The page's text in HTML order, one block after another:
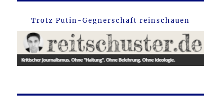
Trotz Putin-Gegnerschaft reinschauen